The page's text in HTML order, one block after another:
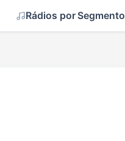
Rádios por Segmento